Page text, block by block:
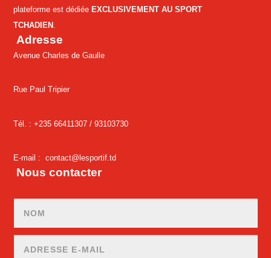
plateforme est dédiée EXCLUSIVEMENT AU SPORT
TCHADIEN
Adresse
Avenue Charles de Gaulle
Rue Paul Tripier
Tél. : +235 66411307 /93103730
E-mail :contact@lesportif.td
Nous contacter